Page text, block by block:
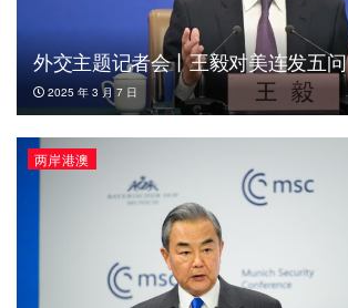
外交主题记者会丨王毅对美连发五问
2025 年 3 月 7 日
两岸港澳